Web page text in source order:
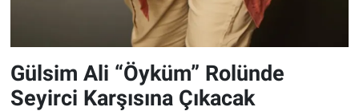
Gülsim Ali “Öyküm” Rolünde
Seyirci Karşısına Çıkacak